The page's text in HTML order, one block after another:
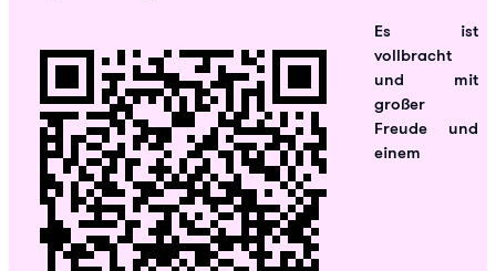
Es ist
vollbracht
und mit
großer
Freude und
einem